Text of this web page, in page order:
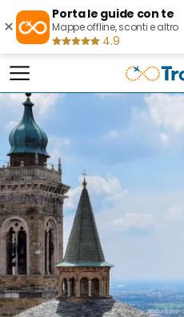
×
Porta le guide con te
Mappe offline, sconti e altro
4.9